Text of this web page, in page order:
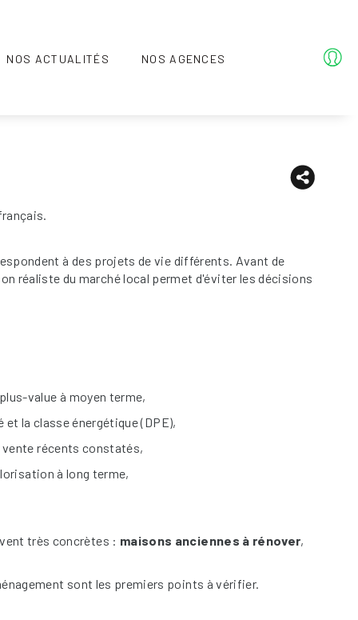
NOS ACTUALITÉS NOS AGENCES
à des projets de vie différents. Avant de
réaliste du marché local permet d'éviter les décisions
value à moyen terme,
la classe énergétique (DPE),
récents constatés,
à long terme,
très concrètes : maisons anciennes à rénover,
sont les premiers points à vérifier.